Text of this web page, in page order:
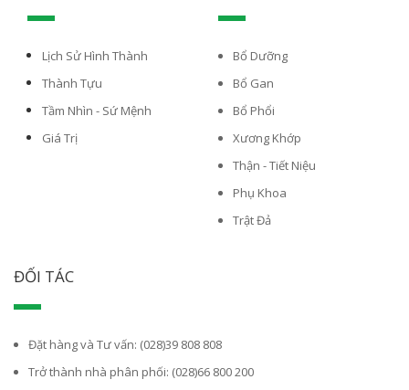
Lịch Sử Hình Thành
Thành Tựu
Tầm Nhìn - Sứ Mệnh
Giá Trị
Bổ Dưỡng
Bổ Gan
Bổ Phổi
Xương Khớp
Thận - Tiết Niệu
Phụ Khoa
Trật Đả
ĐỐI TÁC
Đặt hàng và Tư vấn: (028)39 808 808
Trở thành nhà phân phối: (028)66 800 200